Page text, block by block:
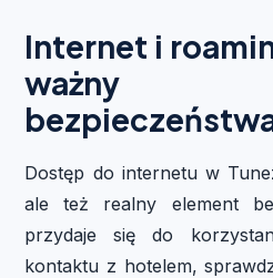
Internet i
ważny
Dostęp do internetu w
ale też realny element
przydaje się do
kontaktu z hotelem,